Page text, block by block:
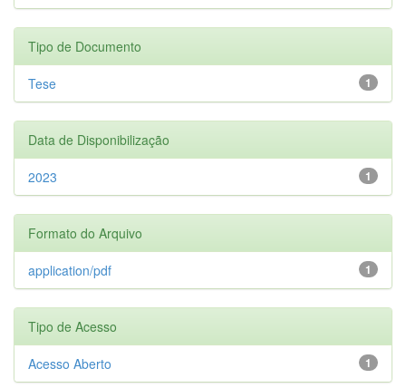
Tipo de Documento
1
Tese
Data de Disponibilização
1
2023
Formato do Arquivo
1
application/pdf
Tipo de Acesso
1
Acesso Aberto